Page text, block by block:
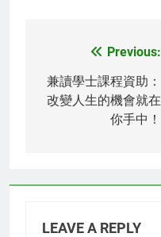
navigation
Previous:
兼讀學士課程資助：
改變人生的機會就在
你手中！
LEAVE A REPLY